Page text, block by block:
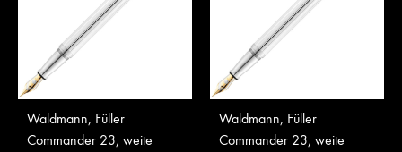
Waldmann, Füller
Commander 23, weite
Waldmann, Füller
Commander 23, weite